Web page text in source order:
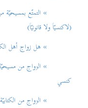
» التمتّع بمسيحيّة
(لاكنسيّاً ولا قانونيّاً)
» هل زواج أهل
» الزواج من مسيحيّة
كنسي
» الزواج من الكتابيّة